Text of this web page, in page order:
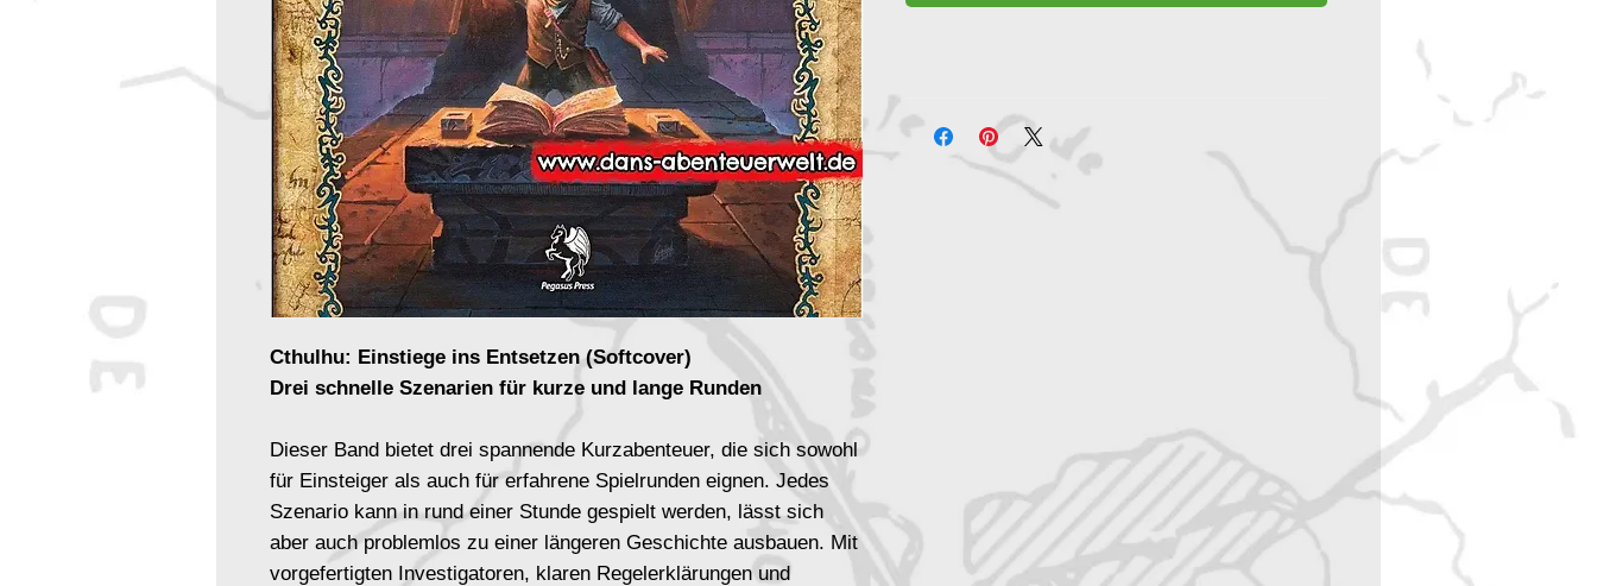
Cthulhu: Einstiege ins Entsetzen (Softcover)
Drei schnelle Szenarien für kurze und lange Runden
Dieser Band bietet drei spannende Kurzabenteuer, die sich sowohl
für Einsteiger als auch für erfahrene Spielrunden eignen. Jedes
Szenario kann in rund einer Stunde gespielt werden, lässt sich
aber auch problemlos zu einer längeren Geschichte ausbauen. Mit
vorgefertigten Investigatoren, klaren Regelerklärungen und